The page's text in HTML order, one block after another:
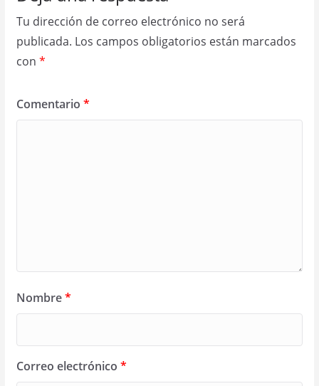
Tu dirección de correo electrónico no será
publicada. Los campos obligatorios están marcados
con *
Comentario *
Nombre*
Correo electrónico *